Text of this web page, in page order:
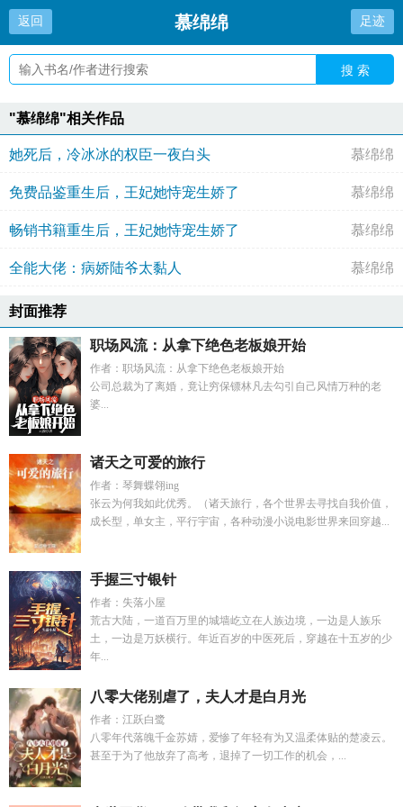
返回 慕绵绵 足迹
搜 索
"慕绵绵"相关作品
她死后，冷冰冰的权臣一夜白头 慕绵绵
免费品鉴重生后，王妃她恃宠生娇了 慕绵绵
畅销书籍重生后，王妃她恃宠生娇了 慕绵绵
全能大佬：病娇陆爷太黏人 慕绵绵
封面推荐
职场风流：从拿下绝色老板娘开始
作者：职场风流：从拿下绝色老板娘开始
公司总裁为了离婚，竟让穷保镖林凡去勾引自己风情万种的老
婆...
诸天之可爱的旅行
作者：琴舞蝶翎ing
张云为何我如此优秀。（诸天旅行，各个世界去寻找自我价值，
成长型，单女主，平行宇宙，各种动漫小说电影世界来回穿越...
手握三寸银针
作者：失落小屋
荒古大陆，一道百万里的城墙屹立在人族边境，一边是人族乐
土，一边是万妖横行。年近百岁的中医死后，穿越在十五岁的少
年...
八零大佬别虐了，夫人才是白月光
作者：江跃白鹭
八零年代落魄千金苏婧，爱惨了年轻有为又温柔体贴的楚凌云。
甚至于为了他放弃了高考，退掉了一切工作的机会，...